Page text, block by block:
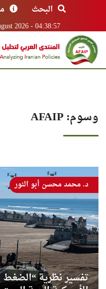
البحث
2026 - 04:38:57
وسوم: AFAIP
تفسير نظرية “الضغط
د. محمد محسن أبو النور